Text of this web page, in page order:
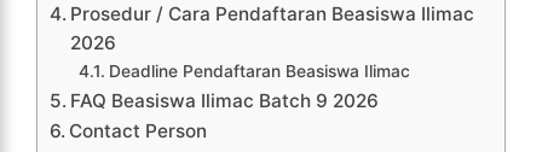
Prosedur / Cara Pendaftaran Beasiswa Ilimac
2026
Deadline Pendaftaran Beasiswa Ilimac
FAQ Beasiswa Ilimac Batch 9 2026
Contact Person